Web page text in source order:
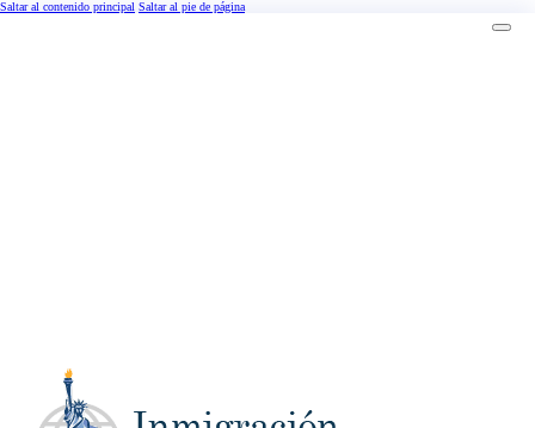
Saltar al contenido principal Saltar al pie de página